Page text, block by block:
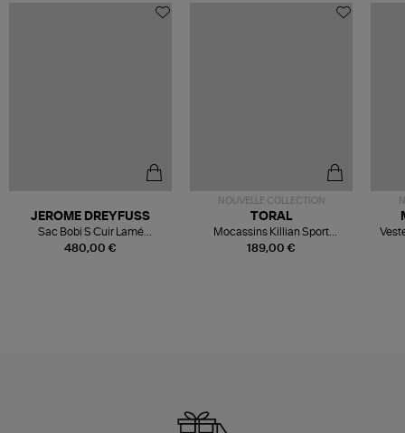
480,00 €
JEROME DREYFUSS
Sac Bobi S Cuir Lamé
Champagne
NOUVELLE COLLECTION
189,00 €
TORAL
Mocassins Killian Sport
Mousse